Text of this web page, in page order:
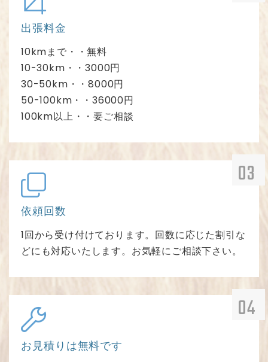
出張料金
10kmまで・・無料
10-30km・・3000円
30-50km・・8000円
50-100km・・36000円
100km以上・・要ご相談
依頼回数
1回から受け付けております。回数に応じた割引な
どにも対応いたします。お気軽にご相談下さい。
お見積りは無料です